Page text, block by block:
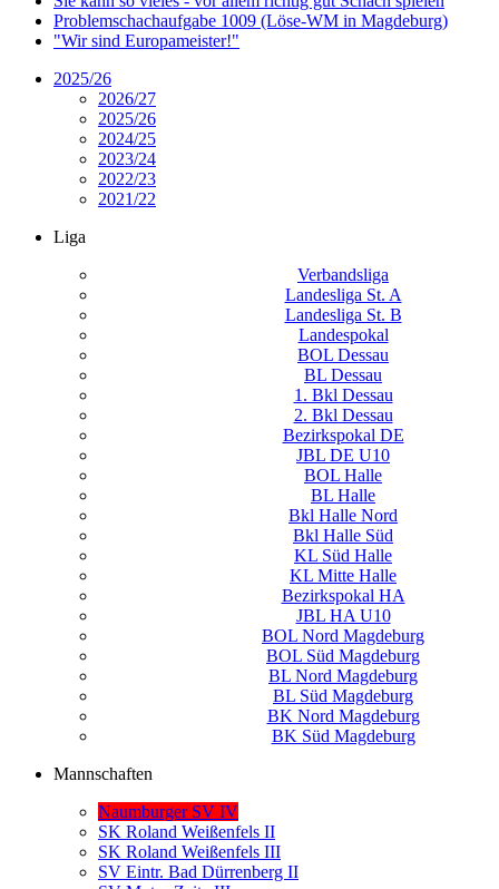
Problemschachaufgabe 1009 (Löse-WM in Magdeburg)
"Wir sind Europameister!"
2025/26
2026/27
2025/26
2024/25
2023/24
2022/23
2021/22
Liga
Verbandsliga
Landesliga St. A
Landesliga St. B
Landespokal
BOL Dessau
BL Dessau
1. Bkl Dessau
2. Bkl Dessau
Bezirkspokal DE
JBL DE U10
BOL Halle
BL Halle
Bkl Halle Nord
Bkl Halle Süd
KL Süd Halle
KL Mitte Halle
Bezirkspokal HA
JBL HA U10
BOL Nord Magdeburg
BOL Süd Magdeburg
BL Nord Magdeburg
BL Süd Magdeburg
BK Nord Magdeburg
BK Süd Magdeburg
Mannschaften
Naumburger SV IV
SK Roland Weißenfels II
SK Roland Weißenfels III
SV Eintr. Bad Dürrenberg II